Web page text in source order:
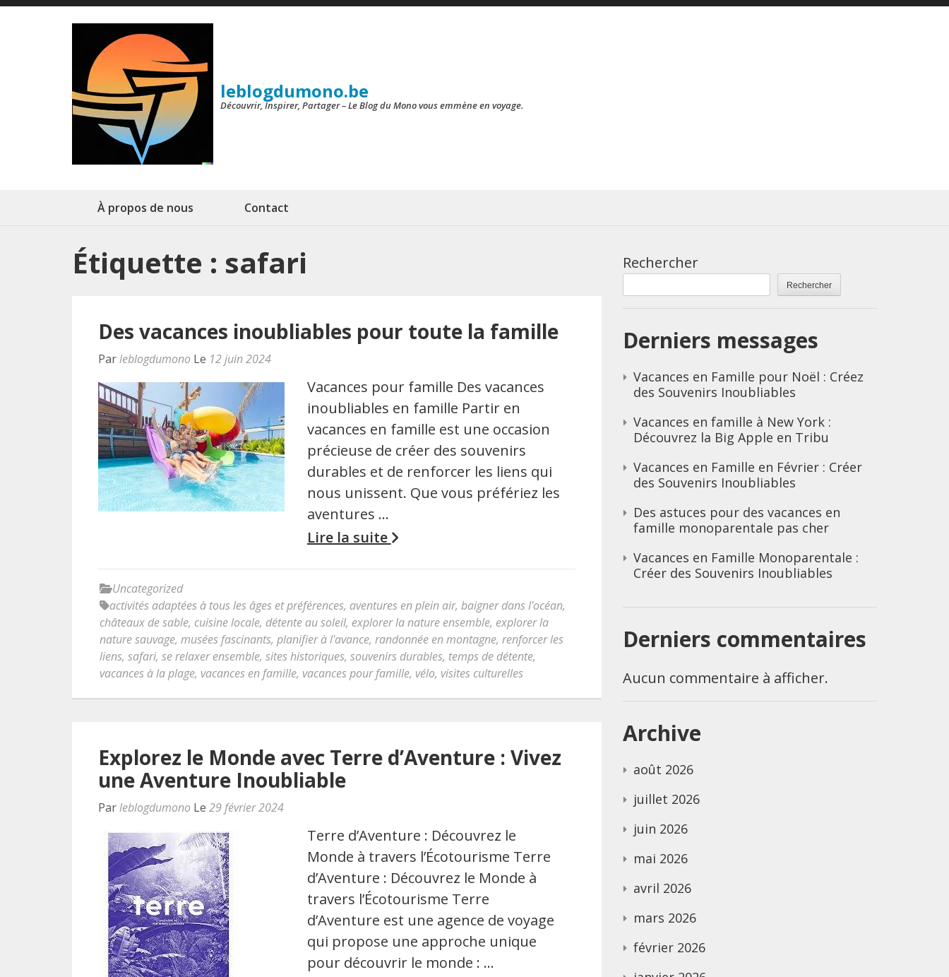
Aller
leblogdumono.be
Découvrir, Inspirer, Partager – Le Blog du Mono vous emmène en voyage.
À propos de nous Contact
Étiquette : safari
Des vacances inoubliables pour toute la famille
Parleblogdumono Le 12 juin 2024
Vacances pour famille Des vacances
inoubliables en famille Partir en
vacances en famille est une occasion
précieuse de créer des souvenirs
durables et de renforcer les liens qui
nous unissent. Que vous préfériez les
aventures …
Lire la suite
Uncategorized
activités adaptées à tous les âges et préférences, aventures en plein air, baigner dans l'océan,
châteaux de sable, cuisine locale, détente au soleil, explorer la nature ensemble, explorer la
nature sauvage, musées fascinants, planifier à l'avance, randonnée en montagne, renforcer les
liens, safari, se relaxer ensemble, sites historiques, souvenirs durables, temps de détente,
vacances à la plage, vacances en famille, vacances pour famille, vélo, visites culturelles
Explorez le Monde avec Terre d’Aventure : Vivez
une Aventure Inoubliable
Parleblogdumono Le 29 février 2024
Terre d’Aventure : Découvrez le
Monde à travers l’Écotourisme Terre
d’Aventure : Découvrez le Monde à
travers l’Écotourisme Terre
d’Aventure est une agence de voyage
qui propose une approche unique
pour découvrir le monde : …
Rechercher
Rechercher
Derniers messages
Vacances en Famille pour Noël : Créez
des Souvenirs Inoubliables
Vacances en famille à New York :
Découvrez la Big Apple en Tribu
Vacances en Famille en Février : Créer
des Souvenirs Inoubliables
Des astuces pour des vacances en
famille monoparentale pas cher
Vacances en Famille Monoparentale :
Créer des Souvenirs Inoubliables
Derniers commentaires
Aucun commentaire à afficher.
Archive
août 2026
juillet 2026
juin 2026
mai 2026
avril 2026
mars 2026
février 2026